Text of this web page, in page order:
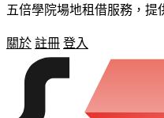
五倍學院場地租借服務，
關於 註冊 登入